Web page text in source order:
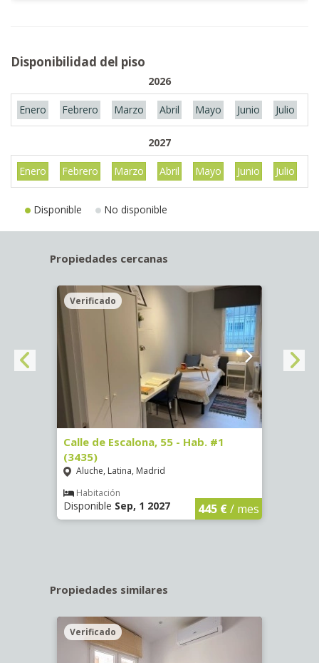
Disponibilidad del piso
2026
Enero Febrero Marzo Abril Mayo Junio Julio
2027
Enero Febrero Marzo Abril Mayo Junio Julio
Disponible No disponible
Propiedades cercanas
Verificado
Calle de Escalona, 55 - Hab. #1
(3435)
Aluche, Latina, Madrid
Habitación
Disponible Sep, 1 2027 445 €/ mes
Propiedades similares
Verificado